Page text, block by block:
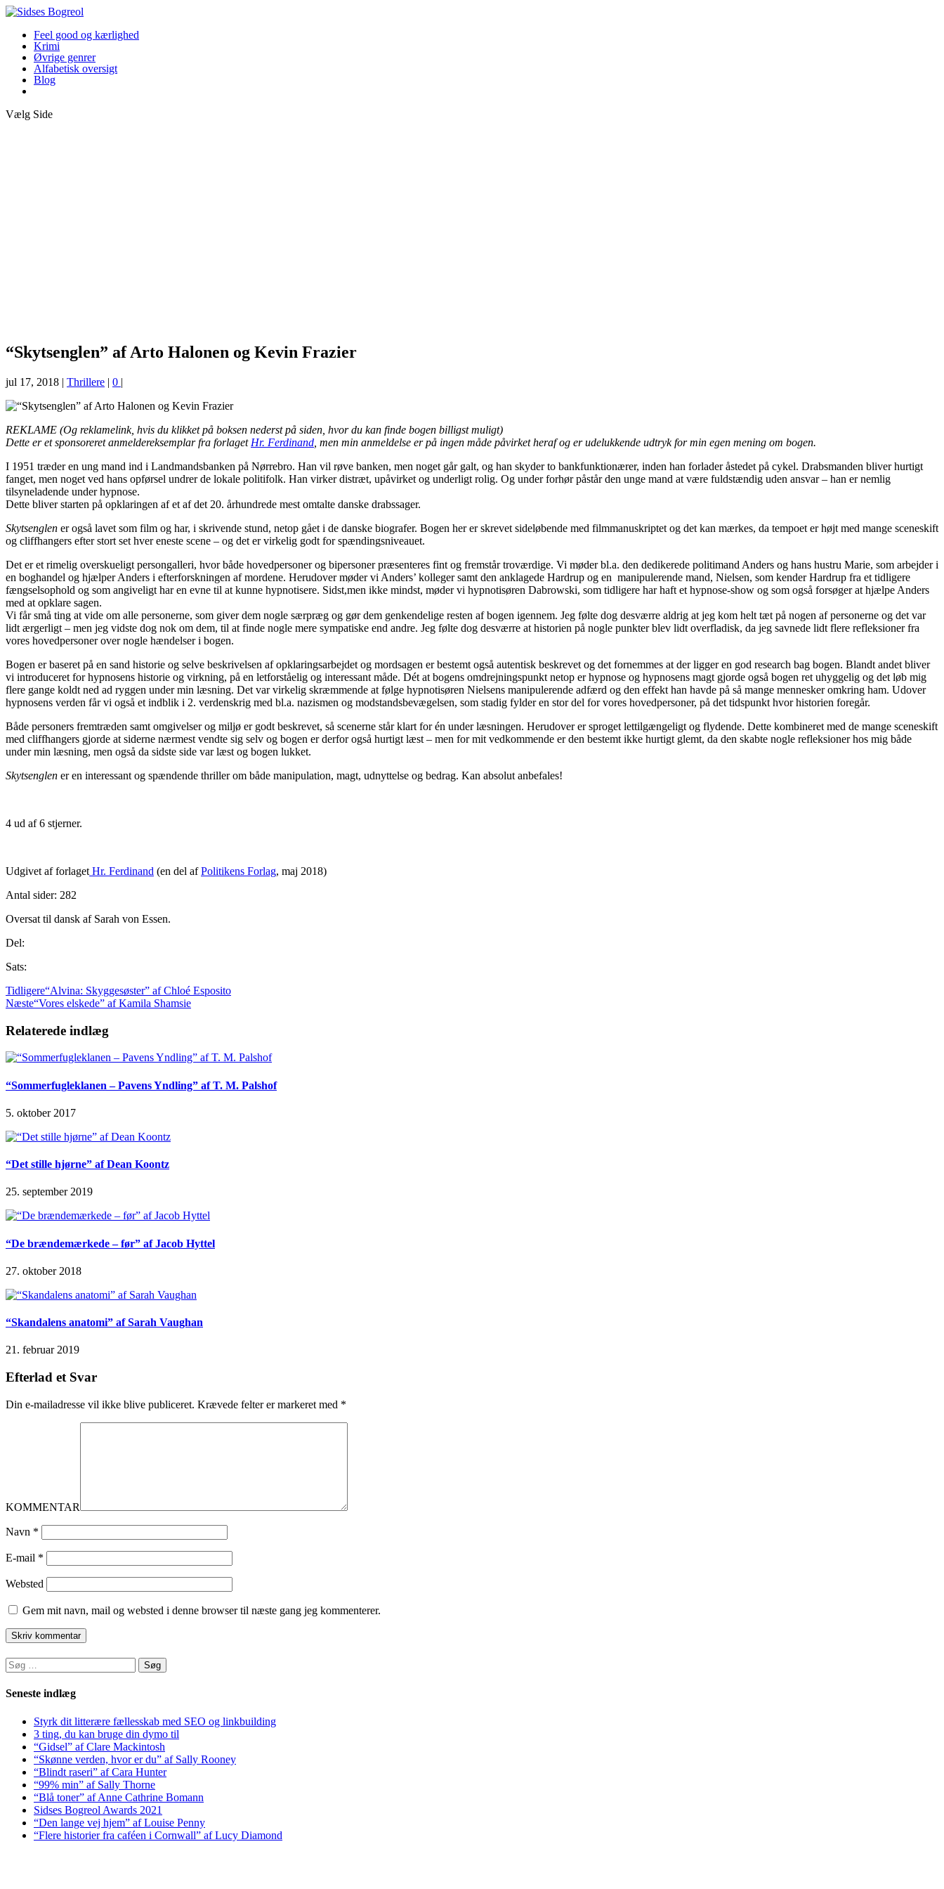
Feel good og kærlighed
Krimi
Øvrige genrer
Alfabetisk oversigt
Blog
Vælg Side
“Skytsenglen” af Arto Halonen og Kevin Frazier
jul 17, 2018 | Thrillere | 0 |
REKLAME (Og reklamelink, hvis du klikket på boksen nederst på siden, hvor du kan finde bogen billigst muligt)
Dette er et sponsoreret anmeldereksemplar fra forlaget Hr. Ferdinand , men min anmeldelse er på ingen måde påvirket heraf og er udelukkende udtryk for min egen mening om bogen.
I 1951 træder en ung mand ind i Landmandsbanken på Nørrebro. Han vil røve banken, men noget går galt, og han skyder to bankfunktionærer, inden han forlader åstedet på cykel. Drabsmanden bliver hurtigt
fanget, men noget ved hans opførsel undrer de lokale politifolk. Han virker distræt, upåvirket og underligt rolig. Og under forhør påstår den unge mand at være fuldstændig uden ansvar – han er nemlig
tilsyneladende under hypnose.
Dette bliver starten på opklaringen af et af det 20. århundrede mest omtalte danske drabssager.
Skytsenglen er også lavet som film og har, i skrivende stund, netop gået i de danske biografer. Bogen her er skrevet sideløbende med filmmanuskriptet og det kan mærkes, da tempoet er højt med mange sceneskift
og cliffhangers efter stort set hver eneste scene – og det er virkelig godt for spændingsniveauet.
Det er et rimelig overskueligt persongalleri, hvor både hovedpersoner og bipersoner præsenteres fint og fremstår troværdige. Vi møder bl.a. den dedikerede politimand Anders og hans hustru Marie, som arbejder i
en boghandel og hjælper Anders i efterforskningen af mordene. Herudover møder vi Anders’ kolleger samt den anklagede Hardrup og en manipulerende mand, Nielsen, som kender Hardrup fra et tidligere
fængselsophold og som angiveligt har en evne til at kunne hypnotisere. Sidst,men ikke mindst, møder vi hypnotisøren Dabrowski, som tidligere har haft et hypnose-show og som også forsøger at hjælpe Anders
med at opklare sagen.
Vi får små ting at vide om alle personerne, som giver dem nogle særpræg og gør dem genkendelige resten af bogen igennem. Jeg følte dog desværre aldrig at jeg kom helt tæt på nogen af personerne og det var
lidt ærgerligt – men jeg vidste dog nok om dem, til at finde nogle mere sympatiske end andre. Jeg følte dog desværre at historien på nogle punkter blev lidt overfladisk, da jeg savnede lidt flere refleksioner fra
vores hovedpersoner over nogle hændelser i bogen.
Bogen er baseret på en sand historie og selve beskrivelsen af opklaringsarbejdet og mordsagen er bestemt også autentisk beskrevet og det fornemmes at der ligger en god research bag bogen. Blandt andet bliver
vi introduceret for hypnosens historie og virkning, på en letforståelig og interessant måde. Dét at bogens omdrejningspunkt netop er hypnose og hypnosens magt gjorde også bogen ret uhyggelig og det løb mig
flere gange koldt ned ad ryggen under min læsning. Det var virkelig skræmmende at følge hypnotisøren Nielsens manipulerende adfærd og den effekt han havde på så mange mennesker omkring ham. Udover
hypnosens verden får vi også et indblik i 2. verdenskrig med bl.a. nazismen og modstandsbevægelsen, som stadig fylder en stor del for vores hovedpersoner, på det tidspunkt hvor historien foregår.
Både personers fremtræden samt omgivelser og miljø er godt beskrevet, så scenerne står klart for én under læsningen. Herudover er sproget lettilgængeligt og flydende. Dette kombineret med de mange sceneskift
med cliffhangers gjorde at siderne nærmest vendte sig selv og bogen er derfor også hurtigt læst – men for mit vedkommende er den bestemt ikke hurtigt glemt, da den skabte nogle refleksioner hos mig både
under min læsning, men også da sidste side var læst og bogen lukket.
Skytsenglen er en interessant og spændende thriller om både manipulation, magt, udnyttelse og bedrag. Kan absolut anbefales!
4 ud af 6 stjerner.
Udgivet af forlaget Hr. Ferdinand (en del afPolitikens Forlag, maj 2018)
Antal sider: 282
Oversat til dansk af Sarah von Essen.
Del:
Sats:
Tidligere“Alvina: Skyggesøster” af Chloé Esposito
Næste“Vores elskede” af Kamila Shamsie
Relaterede indlæg
“Sommerfugleklanen – Pavens Yndling” af T. M. Palshof
5. oktober 2017
“Det stille hjørne” af Dean Koontz
25. september 2019
“De brændemærkede – før” af Jacob Hyttel
27. oktober 2018
“Skandalens anatomi” af Sarah Vaughan
21. februar 2019
Efterlad et Svar
Din e-mailadresse vil ikke blive publiceret. Krævede felter er markeret med *
KOMMENTAR
Navn *
E-mail *
Websted
Gem mit navn, mail og websted i denne browser til næste gang jeg kommenterer.
Søg
efter:
Seneste indlæg
Styrk dit litterære fællesskab med SEO og linkbuilding
3 ting, du kan bruge din dymo til
“Gidsel” af Clare Mackintosh
“Skønne verden, hvor er du” af Sally Rooney
“Blindt raseri” af Cara Hunter
“99% min” af Sally Thorne
“Blå toner” af Anne Cathrine Bomann
Sidses Bogreol Awards 2021
“Den lange vej hjem” af Louise Penny
“Flere historier fra caféen i Cornwall” af Lucy Diamond